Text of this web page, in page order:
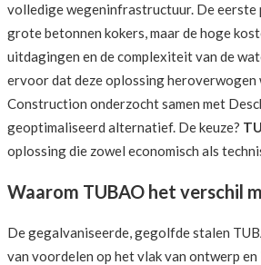
volledige wegeninfrastructuur. De eerste
grote betonnen kokers, maar de hoge
uitdagingen en de complexiteit van de
ervoor dat deze oplossing heroverwogen
Construction onderzocht samen met
geoptimaliseerd alternatief. De keuze?
oplossing die zowel economisch als
Waarom TUBAO het verschil
De gegalvaniseerde, gegolfde stalen
van voordelen op het vlak van ontwerp